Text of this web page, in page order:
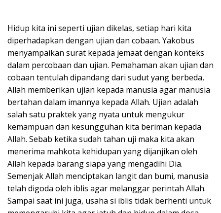
Hidup kita ini seperti ujian dikelas, setiap hari kita
diperhadapkan dengan ujian dan cobaan. Yakobus
menyampaikan surat kepada jemaat dengan konteks
dalam percobaan dan ujian. Pemahaman akan ujian dan
cobaan tentulah dipandang dari sudut yang berbeda,
Allah memberikan ujian kepada manusia agar manusia
bertahan dalam imannya kepada Allah. Ujian adalah
salah satu praktek yang nyata untuk mengukur
kemampuan dan kesungguhan kita beriman kepada
Allah. Sebab ketika sudah tahan uji maka kita akan
menerima mahkota kehidupan yang dijanjikan oleh
Allah kepada barang siapa yang mengadihi Dia.
Semenjak Allah menciptakan langit dan bumi, manusia
telah digoda oleh iblis agar melanggar perintah Allah.
Sampai saat ini juga, usaha si iblis tidak berhenti untuk